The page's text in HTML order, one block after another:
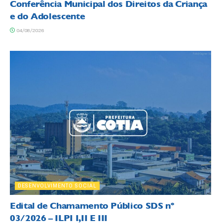
Conferência Municipal dos Direitos da Criança
e do Adolescente
04/08/2026
DESENVOLVIMENTO SOCIAL
Edital de Chamamento Público SDS nº
03/2026 – ILPI I,II E III